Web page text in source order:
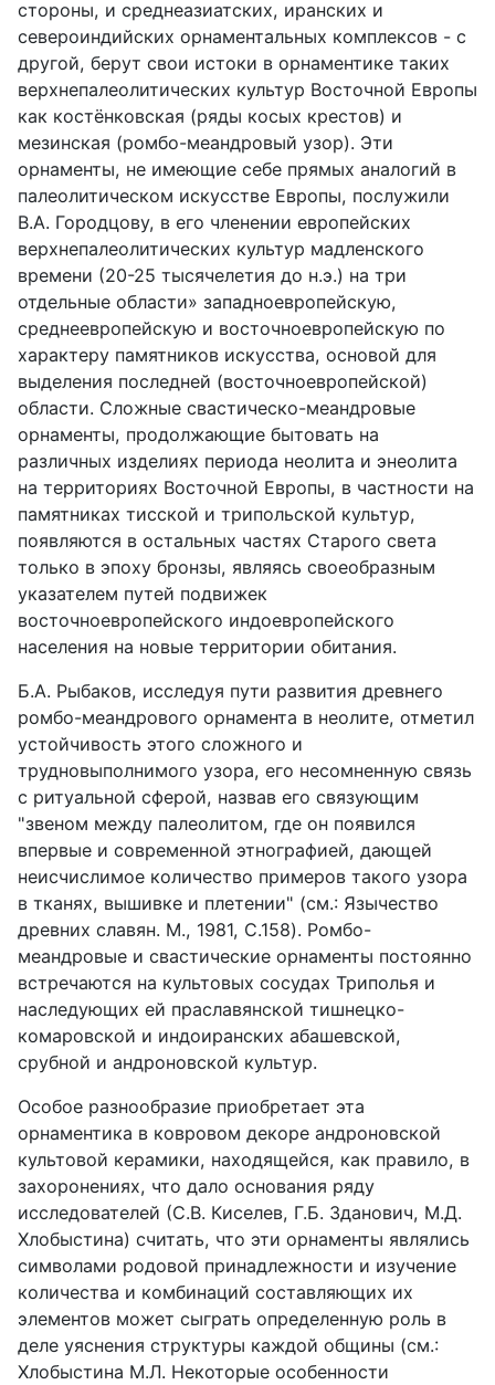
стороны, и среднеазиатских, иранских и
североиндийских орнаментальных комплексов - с
другой, берут свои истоки в орнаментике таких
верхнепалеолитических культур Восточной Европы
как костёнковская (ряды косых крестов) и
мезинская (ромбо-меандровый узор). Эти
орнаменты, не имеющие себе прямых аналогий в
палеолитическом искусстве Европы, послужили
В.А. Городцову, в его членении европейских
верхнепалеолитических культур мадленского
времени (20-25 тысячелетия до н.э.) на три
отдельные области» западноевропейскую,
среднеевропейскую и восточноевропейскую по
характеру памятников искусства, основой для
выделения последней (восточноевропейской)
области. Сложные свастическо-меандровые
орнаменты, продолжающие бытовать на
различных изделиях периода неолита и энеолита
на территориях Восточной Европы, в частности на
памятниках тисской и трипольской культур,
появляются в остальных частях Старого света
только в эпоху бронзы, являясь своеобразным
указателем путей подвижек
восточноевропейского индоевропейского
населения на новые территории обитания.
Б.А. Рыбаков, исследуя пути развития древнего
ромбо-меандрового орнамента в неолите, отметил
устойчивость этого сложного и
трудновыполнимого узора, его несомненную связь
с ритуальной сферой, назвав его связующим
"звеном между палеолитом, где он появился
впервые и современной этнографией, дающей
неисчислимое количество примеров такого узора
в тканях, вышивке и плетении" (см.: Язычество
древних славян. М., 1981, C.158). Ромбо-
меандровые и свастические орнаменты постоянно
встречаются на культовых сосудах Триполья и
наследующих ей праславянской тишнецко-
комаровской и индоиранских абашевской,
срубной и андроновской культур.
Особое разнообразие приобретает эта
орнаментика в ковровом декоре андроновской
культовой керамики, находящейся, как правило, в
захоронениях, что дало основания ряду
исследователей (С.В. Киселев, Г.Б. Зданович, М.Д.
Хлобыстина) считать, что эти орнаменты являлись
символами родовой принадлежности и изучение
количества и комбинаций составляющих их
элементов может сыграть определенную роль в
деле уяснения структуры каждой общины (см.:
Хлобыстина М.Л. Некоторые особенности